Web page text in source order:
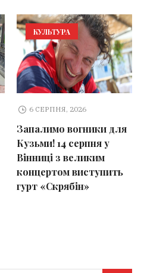
КУЛЬТУРА
6 СЕРПНЯ, 2026
Запалимо вогники для
Кузьми! 14 серпня у
Вінниці з великим
концертом виступить
гурт «Скрябін»